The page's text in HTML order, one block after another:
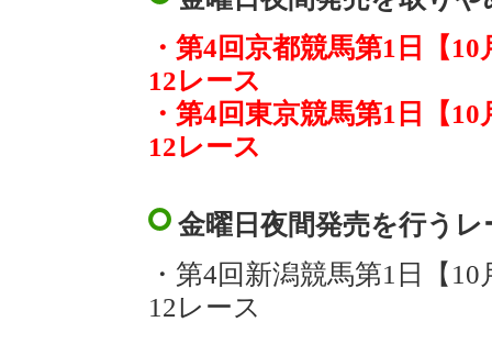
・第4回京都競馬第1日【
12レース
・第4回東京競馬第1日【
12レース
金曜日夜間発売を行うレ
・第4回新潟競馬第1日【
12レース